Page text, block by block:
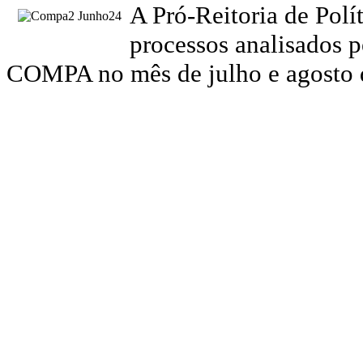
A Pró-Reitoria de
processos analisados
COMPAno mês de julho e agosto